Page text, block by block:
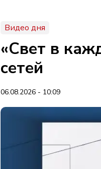
Видео дня
«Свет в
сетей
06.08.2026 - 10:09